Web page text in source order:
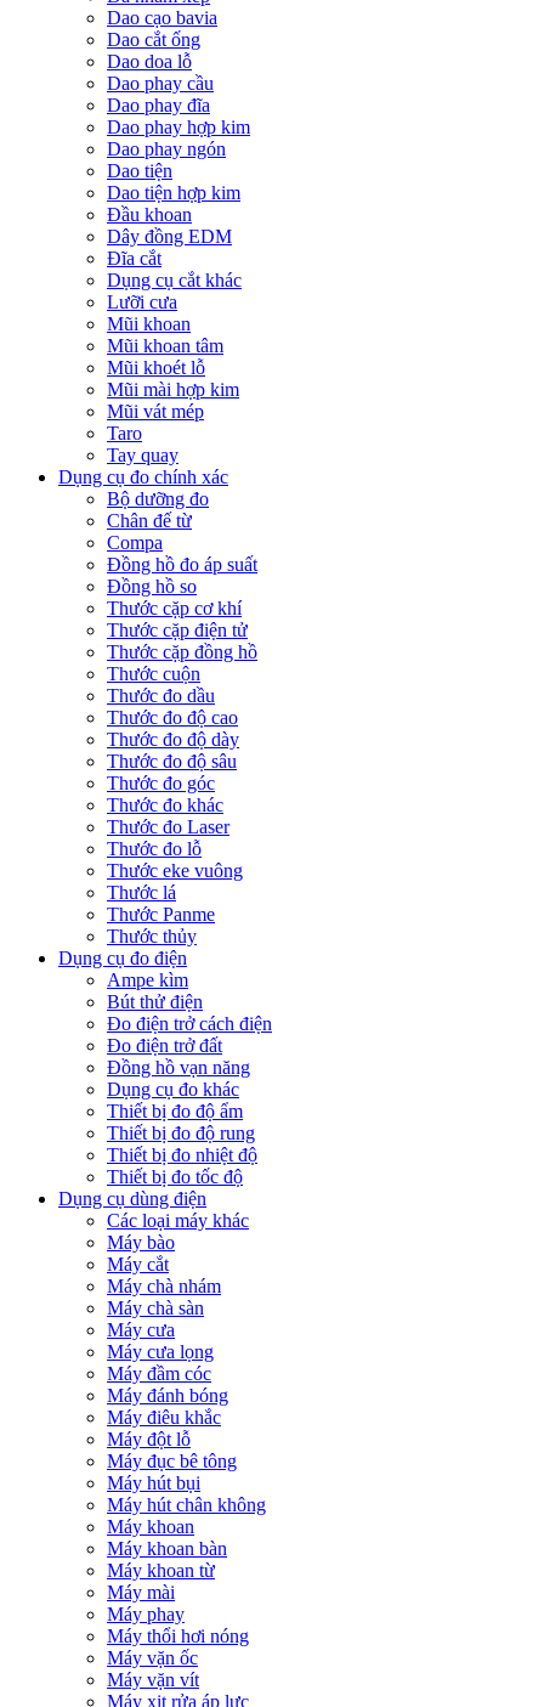
Dao cạo bavia
Dao cắt ống
Dao doa lỗ
Dao phay cầu
Dao phay đĩa
Dao phay hợp kim
Dao phay ngón
Dao tiện
Dao tiện hợp kim
Đầu khoan
Dây đồng EDM
Đĩa cắt
Dụng cụ cắt khác
Lưỡi cưa
Mũi khoan
Mũi khoan tâm
Mũi khoét lỗ
Mũi mài hợp kim
Mũi vát mép
Taro
Tay quay
Dụng cụ đo chính xác
Bộ dưỡng đo
Chân đế từ
Compa
Đồng hồ đo áp suất
Đồng hồ so
Thước cặp cơ khí
Thước cặp điện tử
Thước cặp đồng hồ
Thước cuộn
Thước đo dầu
Thước đo độ cao
Thước đo độ dày
Thước đo độ sâu
Thước đo góc
Thước đo khác
Thước đo Laser
Thước đo lỗ
Thước eke vuông
Thước lá
Thước Panme
Thước thủy
Dụng cụ đo điện
Ampe kìm
Bút thử điện
Đo điện trở cách điện
Đo điện trở đất
Đồng hồ vạn năng
Dụng cụ đo khác
Thiết bị đo độ ẩm
Thiết bị đo độ rung
Thiết bị đo nhiệt độ
Thiết bị đo tốc độ
Dụng cụ dùng điện
Các loại máy khác
Máy bào
Máy cắt
Máy chà nhám
Máy chà sàn
Máy cưa
Máy cưa lọng
Máy đầm cóc
Máy đánh bóng
Máy điêu khắc
Máy đột lỗ
Máy đục bê tông
Máy hút bụi
Máy hút chân không
Máy khoan
Máy khoan bàn
Máy khoan từ
Máy mài
Máy phay
Máy thổi hơi nóng
Máy vặn ốc
Máy vặn vít
Máy xịt rửa áp lực